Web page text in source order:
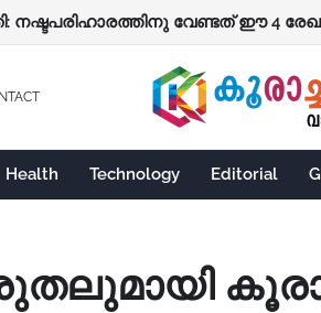
നഷ്ടപരിഹാരത്തിനു വേണ്ടത് ഈ 4
Health Technology Editorial